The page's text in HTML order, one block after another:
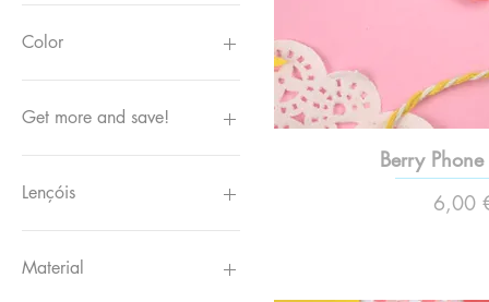
€ 1
Color
Get more and save!
Just one
Two and save!
Lençóis
Alinhado
Plano
Material
Berry
Preço
6,00